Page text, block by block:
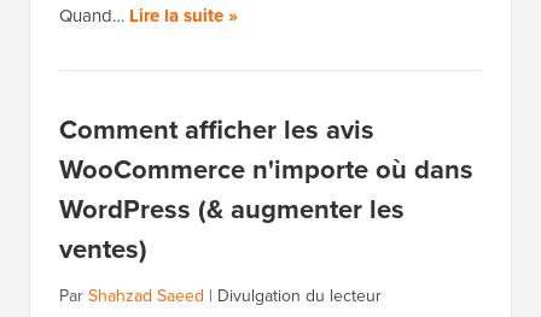
Quand… Lire la suite »
Comment afficher les avis
WooCommerce n'importe où dans
WordPress (& augmenter les
ventes)
ParShahzad Saeed | Divulgation du lecteur